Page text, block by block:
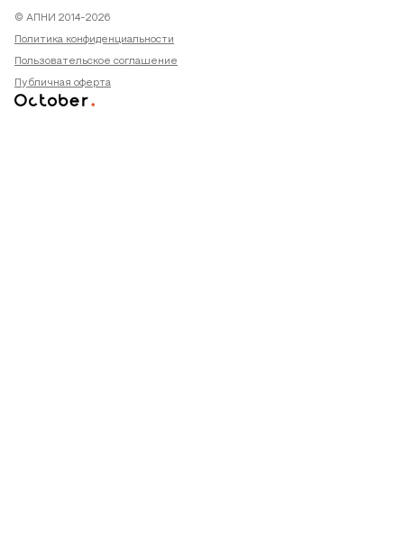
© АПНИ 2014-2026
Политика конфиденциальности
Пользовательское соглашение
Публичная оферта